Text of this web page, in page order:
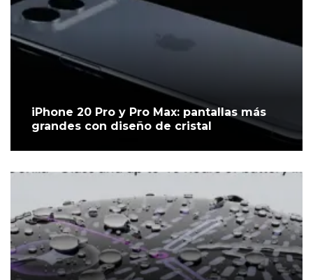
iPhone 20 Pro y Pro Max: pantallas más
grandes con diseño de cristal